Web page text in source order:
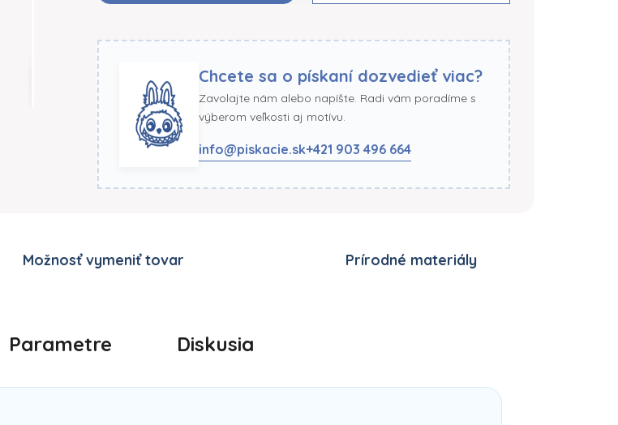
Chcete sa o pískaní dozvedieť viac?
Zavolajte nám alebo napíšte. Radi vám poradíme s
výberom veľkosti aj motívu.
info@piskacie.sk+421 903 496 664
Možnosť vymeniť tovar Prírodné materiály
Parametre Diskusia